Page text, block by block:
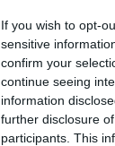
If you wish to opt-
sensitive
confirm your
continue seeing
information
further disclosure
participants. This